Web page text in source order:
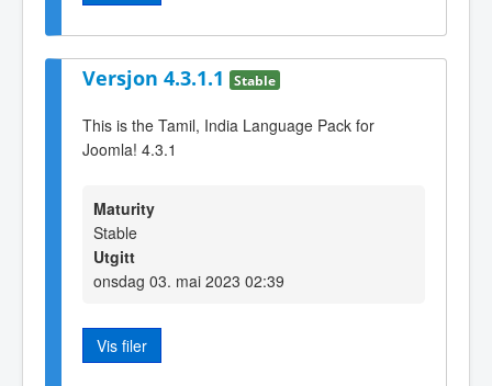
Versjon 4.3.1.1 Stable
This is the Tamil, India Language Pack for
Joomla! 4.3.1
Maturity
Stable
Utgitt
onsdag 03. mai 2023 02:39
Vis filer